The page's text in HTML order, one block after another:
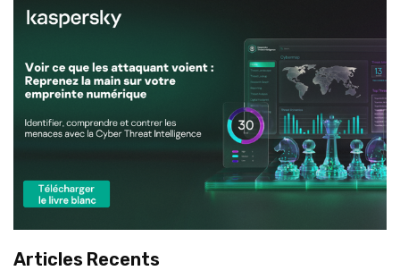
Articles Recents